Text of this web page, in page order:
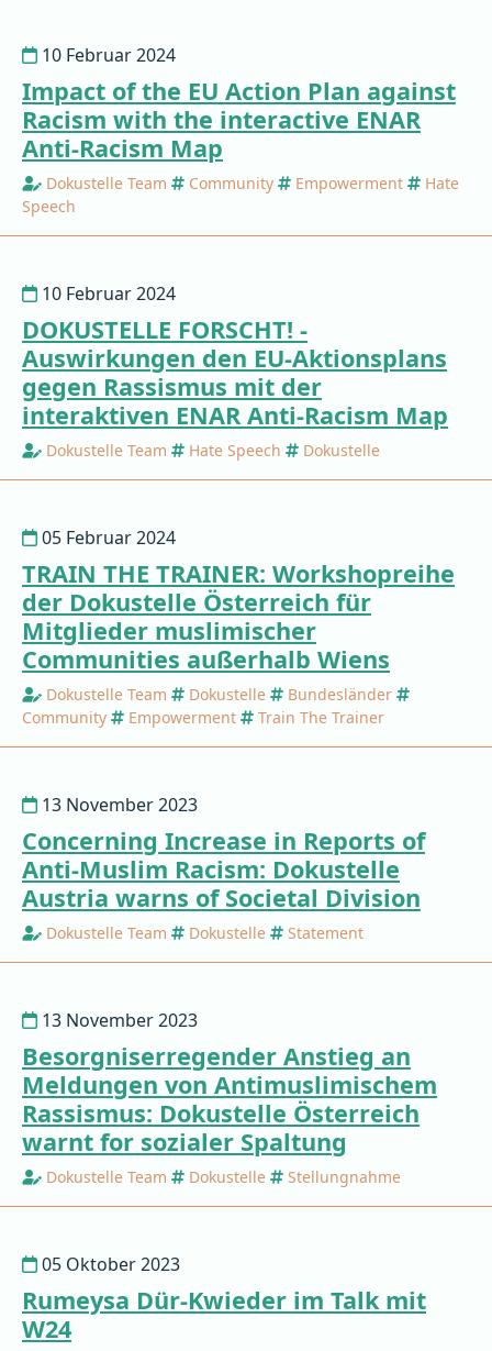
10 Februar 2024
Impact of the EU Action Plan against
Racism with the interactive ENAR
Anti-Racism Map
Dokustelle Team Community Empowerment
Hate
Speech
10 Februar 2024
DOKUSTELLE FORSCHT! -
Auswirkungen den EU-Aktionsplans
gegen Rassismus mit der
interaktiven ENAR Anti-Racism Map
Dokustelle Team Hate Speech Dokustelle
05 Februar 2024
TRAIN THE TRAINER: Workshopreihe
der Dokustelle Österreich für
Mitglieder muslimischer
Communities außerhalb Wiens
Dokustelle Team Dokustelle
Bundesländer
Community
Empowerment Train The Trainer
13 November 2023
Concerning Increase in Reports of
Anti-Muslim Racism: Dokustelle
Austria warns of Societal Division
Dokustelle Team Dokustelle Statement
13 November 2023
Besorgniserregender Anstieg an
Meldungen von Antimuslimischem
Rassismus: Dokustelle Österreich
warnt for sozialer Spaltung
Dokustelle Team Dokustelle Stellungnahme
05 Oktober 2023
Rumeysa Dür-Kwieder im Talk mit
W24